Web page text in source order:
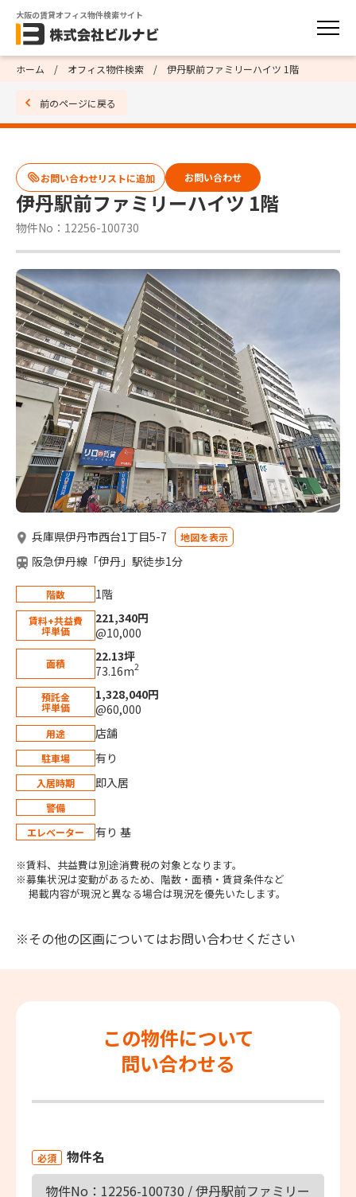
大阪の賃貸オフィス物件検索サイト
ホーム オフィス物件検索 伊丹駅前ファミリーハイツ 1階
前のページに戻る
伊丹駅前ファミリーハイツ 1階
物件No：12256-100730
お問い合わせ
兵庫県伊丹市西台1丁目5-7 地図を表示
阪急伊丹線「伊丹」駅徒歩1分
階数 1階
賃料+共益費
坪単価
221,340円
@10,000
面積
22.13坪
73.16m2
預託金
坪単価
1,328,040円
@60,000
用途 店舗
駐車場 有り
入居時期 即入居
警備
エレベーター
有り 基
※賃料、共益費は別途消費税の対象となります。
※募集状況は変動があるため、階数・面積・賃貸条件など
掲載内容が現況と異なる場合は現況を優先いたします。
※その他の区画についてはお問い合わせください
この物件について
問い合わせる
必須 物件名